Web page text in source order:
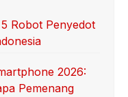
Robot Penyedot
2026:
Pemenang